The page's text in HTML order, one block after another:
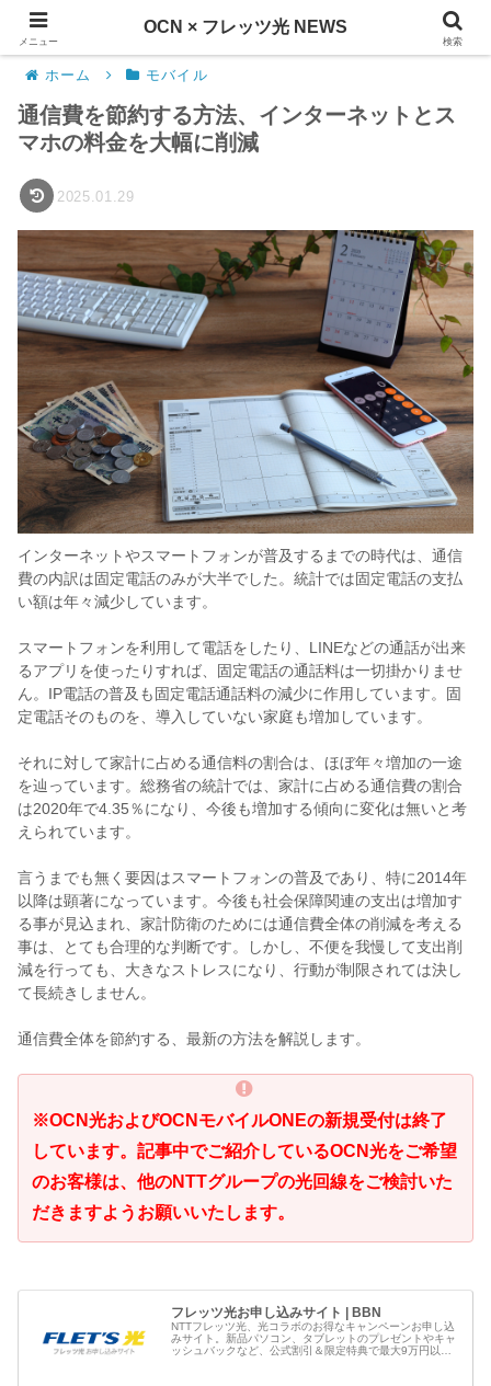
ホーム モバイル
通信費を節約する方法、インターネットとス
マホの料金を大幅に削減
2025.01.29
インターネットやスマートフォンが普及するまでの時代は、通信
費の内訳は固定電話のみが大半でした。統計では固定電話の支払
い額は年々減少しています。
スマートフォンを利用して電話をしたり、LINEなどの通話が出来
るアプリを使ったりすれば、固定電話の通話料は一切掛かりませ
ん。IP電話の普及も固定電話通話料の減少に作用しています。固
定電話そのものを、導入していない家庭も増加しています。
それに対して家計に占める通信料の割合は、ほぼ年々増加の一途
を辿っています。総務省の統計では、家計に占める通信費の割合
は2020年で4.35％になり、今後も増加する傾向に変化は無いと考
えられています。
言うまでも無く要因はスマートフォンの普及であり、特に2014年
以降は顕著になっています。今後も社会保障関連の支出は増加す
る事が見込まれ、家計防衛のためには通信費全体の削減を考える
事は、とても合理的な判断です。しかし、不便を我慢して支出削
減を行っても、大きなストレスになり、行動が制限されては決し
て長続きしません。
通信費全体を節約する、最新の方法を解説します。
※OCN光およびOCNモバイルONEの新規受付は終了
しています。記事中でご紹介しているOCN光をご希望
のお客様は、他のNTTグループの光回線をご検討いた
だきますようお願いいたします。
フレッツ光お申し込みサイト | BBN
NTTフレッツ光、光コラボのお得なキャンペーンお申し込
みサイト。新品パソコン、タブレットのプレゼントやキャ
ッシュバックなど、公式割引＆限定特典で最大9万円以上
メニュー
OCN × フレッツ光 NEWS
検索